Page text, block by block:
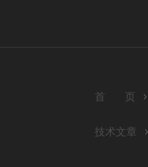
首 页
技术文章